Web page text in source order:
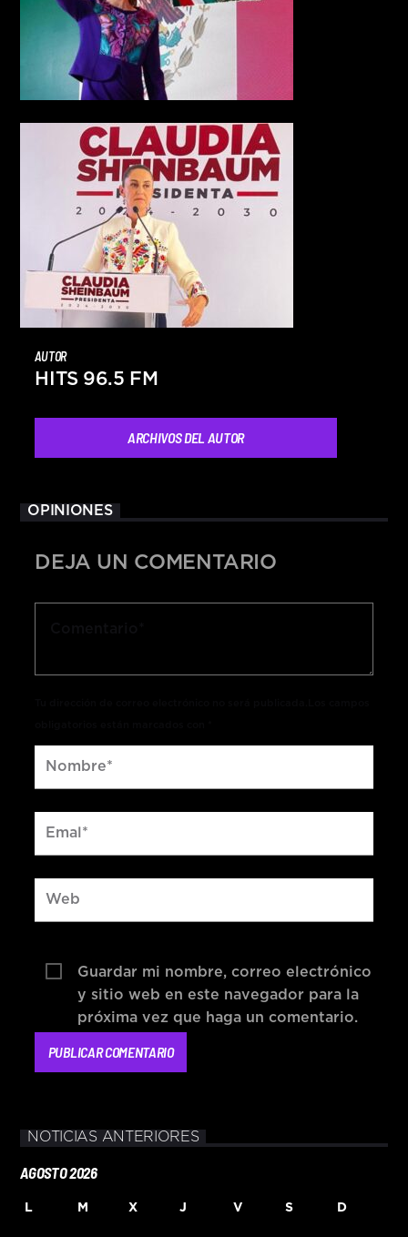
AUTOR
HITS 96.5 FM
ARCHIVOS DEL AUTOR
OPINIONES
DEJA UN COMENTARIO
Guardar mi nombre, correo electrónico
y sitio web en este navegador para la
próxima vez que haga un comentario.
NOTICIAS ANTERIORES
AGOSTO 2026
L M X J V S D